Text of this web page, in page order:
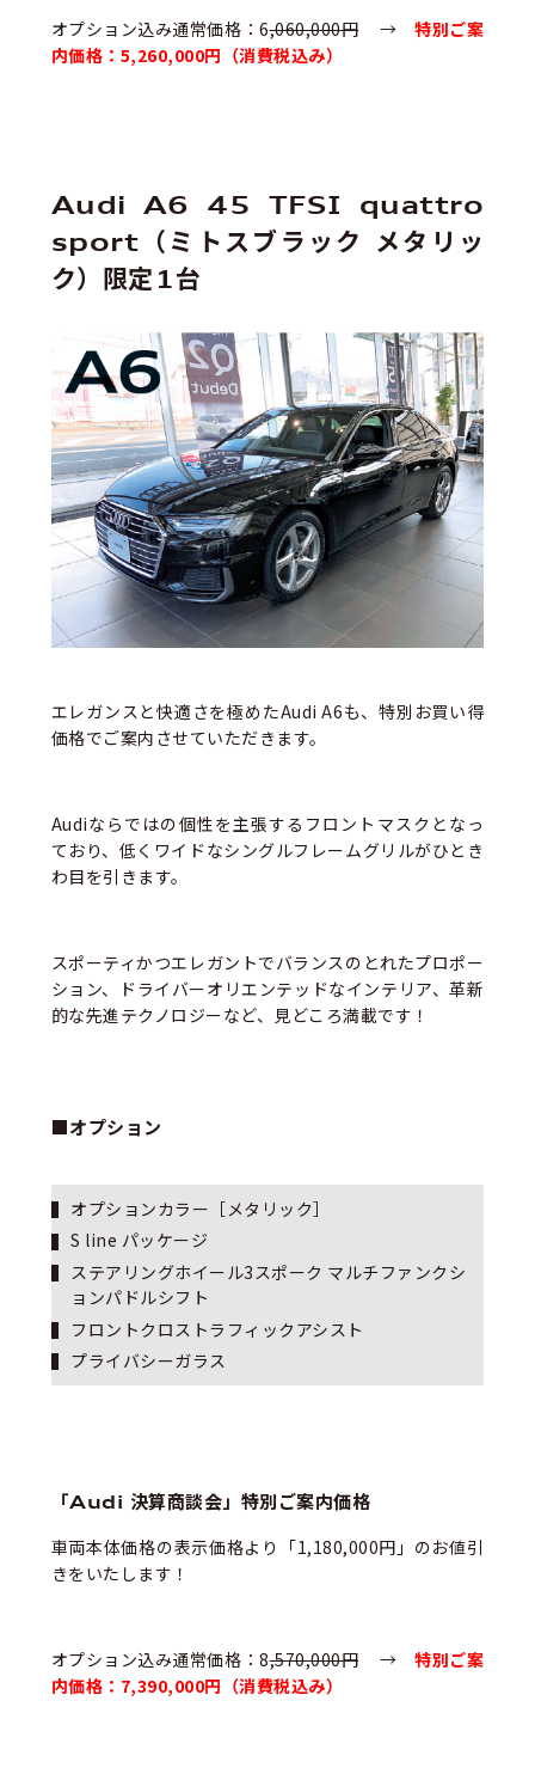
オプション込み通常価格：6,060,000円→特別ご案
内価格：5,260,000円（消費税込み）
Audi A6 45 TFSI quattro
sport（ミトスブラック メタリッ
ク）限定1台
エレガンスと快適さを極めたAudi A6も、特別お買い得
価格でご案内させていただきます。
Audiならではの個性を主張するフロントマスクとなっ
ており、低くワイドなシングルフレームグリルがひとき
わ目を引きます。
スポーティかつエレガントでバランスのとれたプロポー
ション、ドライバーオリエンテッドなインテリア、革新
的な先進テクノロジーなど、見どころ満載です！
■オプション
オプションカラー［メタリック］
S line パッケージ
ステアリングホイール3スポーク マルチファンクシ
ョンパドルシフト
フロントクロストラフィックアシスト
プライバシーガラス
「Audi 決算商談会」特別ご案内価格
車両本体価格の表示価格より「1,180,000円」のお値引
きをいたします！
オプション込み通常価格：8,570,000円→特別ご案
内価格：7,390,000円（消費税込み）